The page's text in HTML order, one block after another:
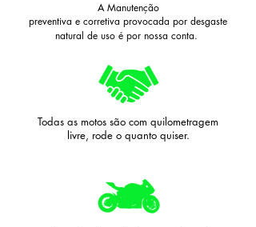
A Manutenção
preventiva e corretiva provocada por desgaste
natural de uso é por nossa conta.
Todas as motos são com quilometragem
livre, rode o quanto quiser.